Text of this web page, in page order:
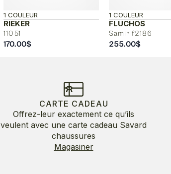
RIEKER
11051
1 COULEUR
170.00$
FLUCHOS
Samir f2186
1 COULEUR
255.00$
CARTE CADEAU
Offrez-leur exactement ce qu’ils
veulent avec une carte cadeau Savard
chaussures
Magasiner